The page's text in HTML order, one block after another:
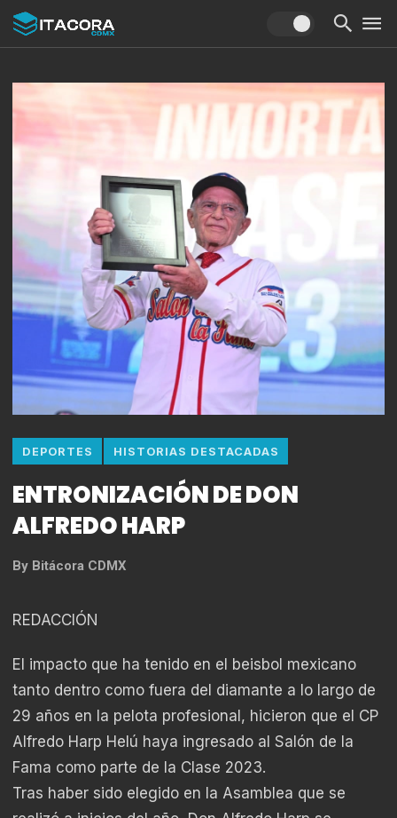
DEPORTES HISTORIAS DESTACADAS
ENTRONIZACIÓN DE DON
ALFREDO HARP
By Bitácora CDMX
REDACCIÓN
El impacto que ha tenido en el beisbol mexicano
tanto dentro como fuera del diamante a lo largo de
29 años en la pelota profesional, hicieron que el CP
Alfredo Harp Helú haya ingresado al Salón de la
Fama como parte de la Clase 2023.
Tras haber sido elegido en la Asamblea que se